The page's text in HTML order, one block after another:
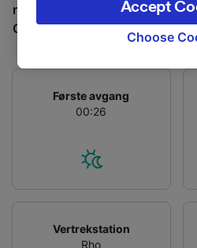
normalt 37 tog per dag som
Centrale, og billetter starter fra
Første avgang
00:26
Vertrekstation
Rho
signaled to our partners
browsing data. Your data
track you.
We and our partners
Use precise geolocation
and/or access information
Personalised advertising
advertising and content
audience research and
List of Partners
Choose
Accept